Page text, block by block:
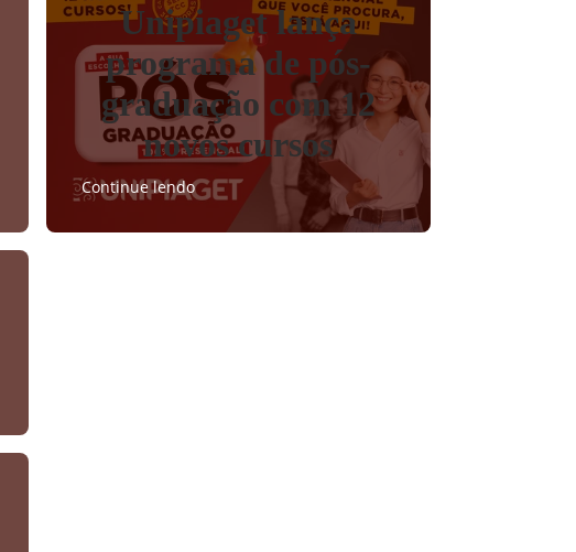
Unipiaget lança
programa de pós-
graduação com 12
novos cursos
Continue lendo